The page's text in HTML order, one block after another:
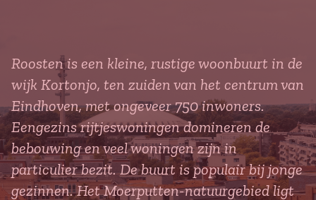
Roosten is een kleine, rustige woonbuurt in de
wijk Kortonjo, ten zuiden van het centrum van
Eindhoven, met ongeveer 750 inwoners.
Eengezins rijtjeswoningen domineren de
bebouwing en veel woningen zijn in
particulier bezit. De buurt is populair bij jonge
gezinnen. Het Moerputten-natuurgebied ligt